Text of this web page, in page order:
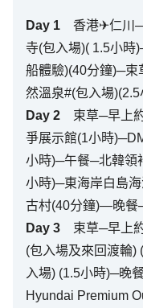
Day 1
香港✈仁川
寺(包入場)( 1.5小
船體驗)(40分鐘)─束
然溫泉#(包入場
Day 2
束草─早上
爭展示館(1小時
小時)─午餐─北韓領
小時)─東海岸白島
古村(40分鐘)—晚餐
Day 3
束草─早上
(包入場及來回渡輪)
入場) (1.5小時)─晚
Hyundai Premium